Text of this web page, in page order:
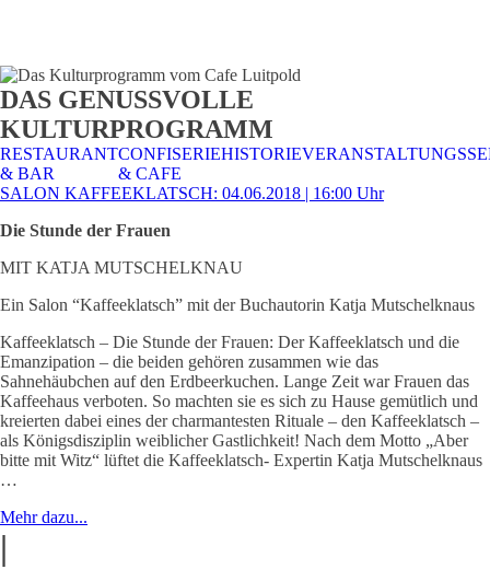
CAFE &
RESTAURANT
TISCHRESERVIERUNG
& KARTE
TISCHRESERVIERUNG
& SPEISEKARTE
DAS GENUSSVOLLE
KULTURPROGRAMM
RESTAURANT
& BAR
CONFISERIE
& CAFE
HISTORIE
SALON KAFFEEKLATSCH: 04.06.2018 | 16:00 Uhr
Die Stunde der Frauen
MIT KATJA MUTSCHELKNAU
Ein Salon “Kaffeeklatsch” mit der Buchautorin Katja Mutschelknaus
Kaffeeklatsch – Die Stunde der Frauen: Der Kaffeeklatsch und die
Emanzipation – die beiden gehören zusammen wie das
Sahnehäubchen auf den Erdbeerkuchen. Lange Zeit war Frauen das
Kaffeehaus verboten. So machten sie es sich zu Hause gemütlich und
kreierten dabei eines der charmantesten Rituale – den Kaffeeklatsch –
als Königsdisziplin weiblicher Gastlichkeit! Nach dem Motto „Aber
bitte mit Witz“ lüftet die Kaffeeklatsch- Expertin Katja Mutschelknaus
…
Mehr dazu...
|